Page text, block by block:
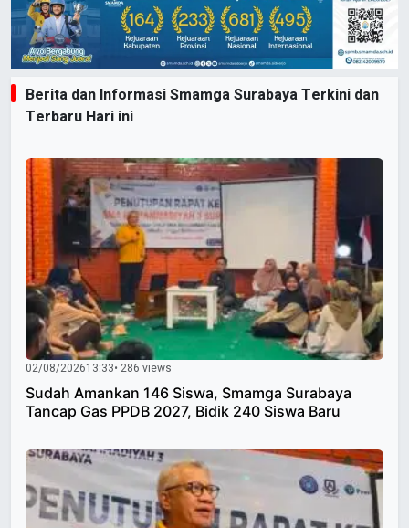
Berita dan Informasi Smamga Surabaya Terkini dan
Terbaru Hari ini
02/08/202613:33• 286 views
Sudah Amankan 146 Siswa, Smamga Surabaya
Tancap Gas PPDB 2027, Bidik 240 Siswa Baru